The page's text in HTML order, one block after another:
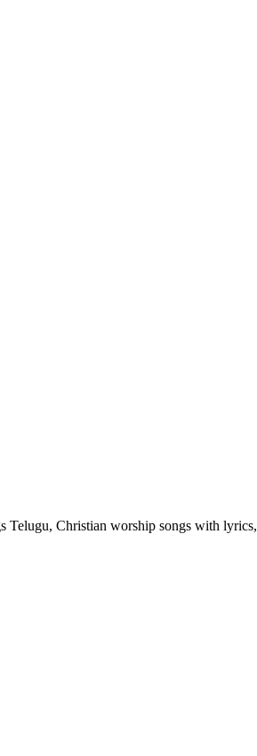
Telugu, Christian worship songs with lyrics,